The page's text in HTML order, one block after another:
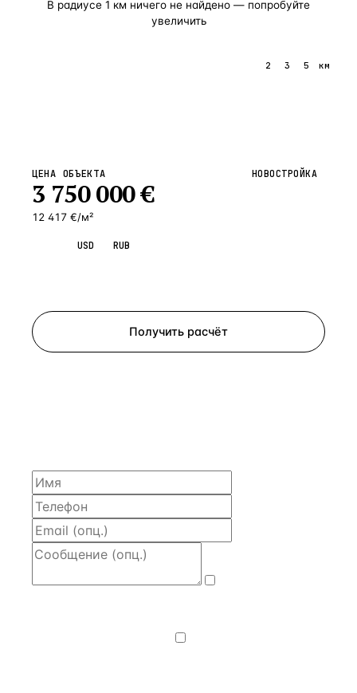
В радиусе 1 км ничего не найдено — попробуйте
увеличить
2 3 5 км
ЦЕНА ОБЪЕКТА
3 750 000€
12 417 €/м²
НОВОСТРОЙКА
USD RUB
Получить расчёт